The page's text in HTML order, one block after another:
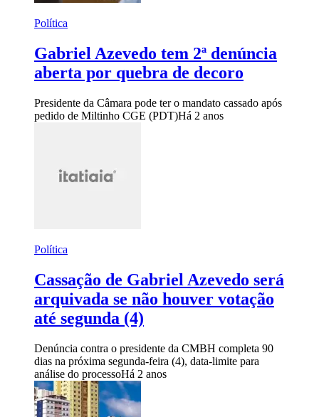
Política
Gabriel Azevedo tem 2ª denúncia
aberta por quebra de decoro
Presidente da Câmara pode ter o mandato cassado após
pedido de Miltinho CGE (PDT)Há 2 anos
Política
Cassação de Gabriel Azevedo será
arquivada se não houver votação
até segunda (4)
Denúncia contra o presidente da CMBH completa 90
dias na próxima segunda-feira (4), data-limite para
análise do processoHá 2 anos